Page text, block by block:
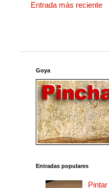
Entrada más reciente
Goya
Entradas populares